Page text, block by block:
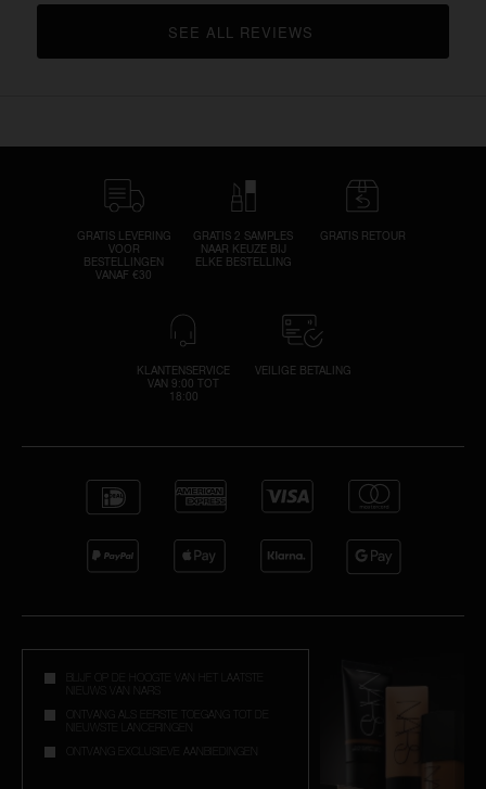
CLICK TO GO TO ALL REVIEWS
GRATIS LEVERING
VOOR
BESTELLINGEN
VANAF €30
GRATIS 2 SAMPLES
NAAR KEUZE BIJ
ELKE BESTELLING
GRATIS RETOUR
KLANTENSERVICE
VAN 9:00 TOT
18:00
VEILIGE BETALING
BLIJF OP DE HOOGTE VAN HET LAATSTE
NIEUWS VAN NARS
ONTVANG ALS EERSTE TOEGANG TOT DE
NIEUWSTE LANCERINGEN
ONTVANG EXCLUSIEVE AANBIEDINGEN